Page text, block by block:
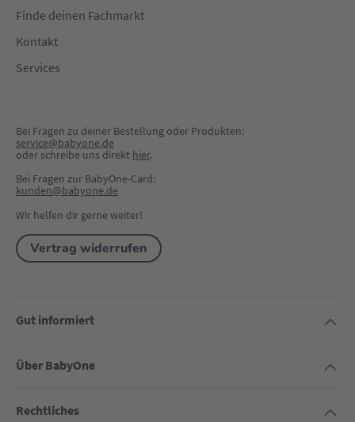
Finde deinen Fachmarkt
Kontakt
Services
Bei Fragen zu deiner Bestellung oder Produkten:
service@babyone.de
oder schreibe uns direkt hier.
Bei Fragen zur BabyOne-Card:
kunden@babyone.de
Wir helfen dir gerne weiter!
Vertrag widerrufen
Gut informiert
Über BabyOne
Rechtliches